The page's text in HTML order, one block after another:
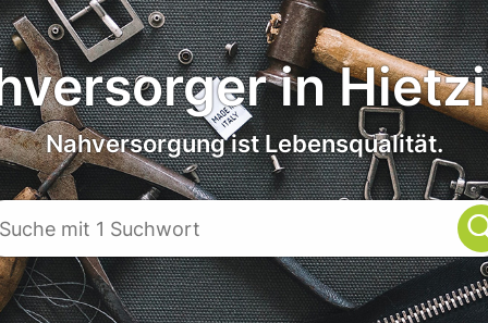
in
Nahversorgung ist Lebensqualität.